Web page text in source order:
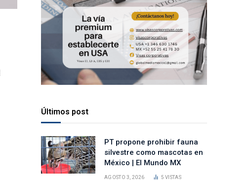
Últimos post
PT propone prohibir fauna
silvestre como mascotas en
México | El Mundo MX
AGOSTO 3, 2026 5VISTAS